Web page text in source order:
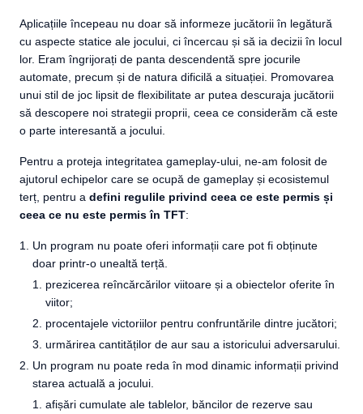
Aplicațiile începeau nu doar să informeze jucătorii în legătură
cu aspecte statice ale jocului, ci încercau și să ia decizii în locul
lor. Eram îngrijorați de panta descendentă spre jocurile
automate, precum și de natura dificilă a situației. Promovarea
unui stil de joc lipsit de flexibilitate ar putea descuraja jucătorii
să descopere noi strategii proprii, ceea ce considerăm că este
o parte interesantă a jocului.
Pentru a proteja integritatea gameplay-ului, ne-am folosit de
ajutorul echipelor care se ocupă de gameplay și ecosistemul
terț, pentru a defini regulile privind ceea ce este permis și
ceea ce nu este permis în TFT:
Un program nu poate oferi informații care pot fi obținute
doar printr-o unealtă terță.
prezicerea reîncărcărilor viitoare și a obiectelor oferite în
viitor;
procentajele victoriilor pentru confruntările dintre jucători;
urmărirea cantităților de aur sau a istoricului adversarului.
Un program nu poate reda în mod dinamic informații privind
starea actuală a jocului.
afișări cumulate ale tablelor, băncilor de rezerve sau